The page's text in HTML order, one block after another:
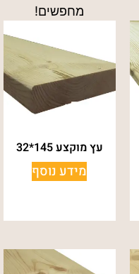
מחפשים!
עץ מוקצע 145*32
מידע נוסף